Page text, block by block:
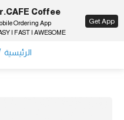
الرئيسية
Coffee
Ordering App
| FAST | AWESOME
Get App